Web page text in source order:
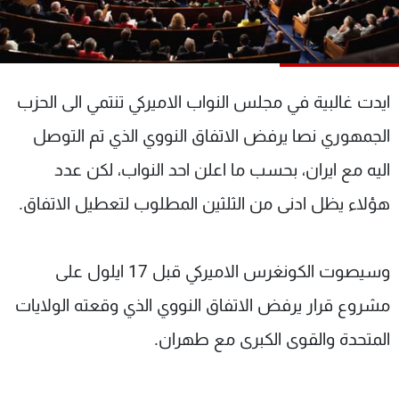
ايدت غالبية في مجلس النواب الاميركي تنتمي الى الحزب
الجمهوري نصا يرفض الاتفاق النووي الذي تم التوصل
اليه مع ايران، بحسب ما اعلن احد النواب، لكن عدد
هؤلاء يظل ادنى من الثلثين المطلوب لتعطيل الاتفاق.
وسيصوت الكونغرس الاميركي قبل 17 ايلول على
مشروع قرار يرفض الاتفاق النووي الذي وقعته الولايات
المتحدة والقوى الكبرى مع طهران.
شاهد البرامج
الترددات
عن MTV
لاعلاناتكم
وظائف
شروط الإسـتخدام